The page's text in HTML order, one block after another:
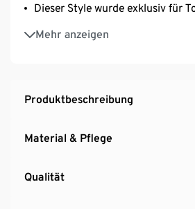
Dieser Style wurde exklusiv für
Mehr anzeigen
Dies ist ein Produkt der Marke
Produktbeschreibung
Material & Pflege
Qualität